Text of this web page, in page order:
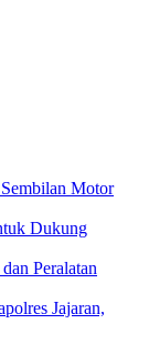
Motor
Dukung
Peralatan
Jajaran,